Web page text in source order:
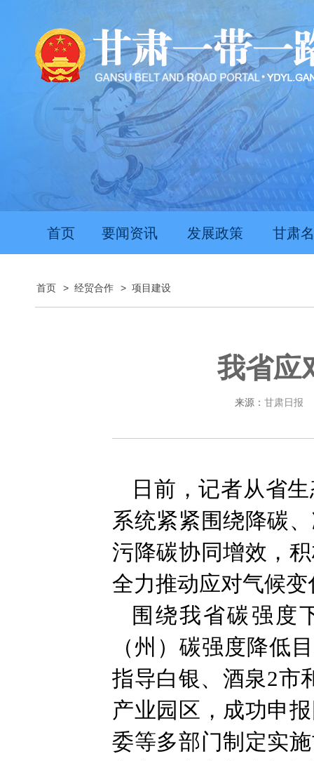
首页 要闻资讯 发展政策 甘肃
首页 > 经贸合作 > 项目建设
我省应
来源： 甘肃日报
日前，记者从省
系统紧紧围绕降碳
污降碳协同增效，
全力推动应对气候
围绕我省碳强度
（州）碳强度降低
指导白银、酒泉2市
产业园区，成功申
委等多部门制定实